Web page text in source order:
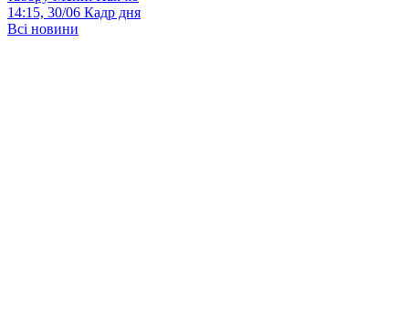
14:15, 30/06 Кадр дня
Всі новини